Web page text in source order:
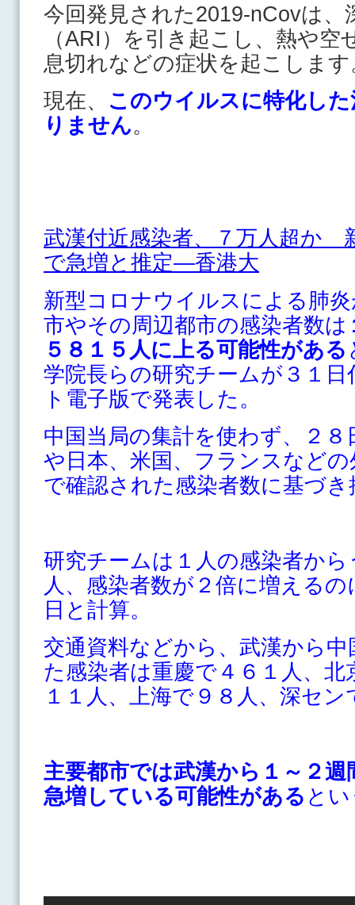
今回発見された2019-nCovは、
（ARI）を引き起こし、熱や
息切れなどの症状を起こします
現在、 このウイルスに特化し
りません。
武漢付近感染者、７万人超か
で急増と推定―香港大
新型コロナウイルスによる肺
市やその周辺都市の感染者数は
５８１５人に上る可能性がある
学院長らの研究チームが３１
ト電子版で発表した。
中国当局の集計を使わず、２
や日本、米国、フランスなど
で確認された感染者数に基
研究チームは１人の感染者か
人、感染者数が２倍に増える
日と計算。
交通資料などから、武漢から
た感染者は重慶で４６１人、
１１人、上海で９８人、深セ
主要都市では武漢から１～２
急増している可能性がある と